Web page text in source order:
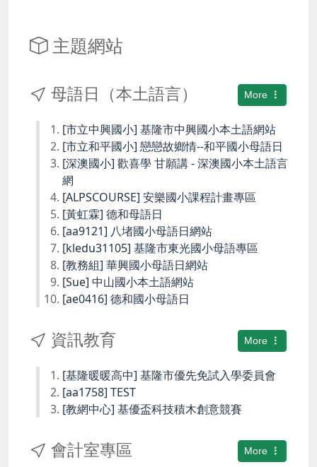
主題網站
More
母語日（本土語言）
[市立中興國小] 基隆市中興國小本土語網站
[市立和平國小] 戀戀故鄉情--和平國小母語日
[深澳國小] 歡喜學 甘願講 - 深澳國小本土語言
網
[ALPSCOURSE] 安樂國小課程計畫專區
[黃虹霖] 德和母語日
[aa9121] 八堵國小母語日網站
[kledu31105] 基隆市東光國小母語專區
[教務組] 華興國小母語日網站
[Sue] 中山國小本土語網站
[ae0416] 德和國小母語日
More
資訊教育
[基隆暖暖高中] 基隆市優先免試入學委員會
[aa1758] TEST
[教網中心] 基優盃科技積木創意競賽
More
會計室專區